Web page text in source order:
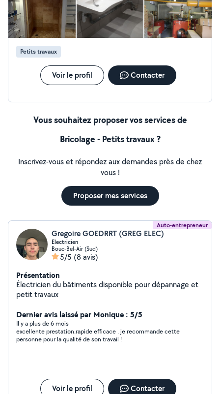
Petits travaux
Voir le profil Contacter
Vous souhaitez proposer vos services de
Bricolage - Petits travaux ?
Inscrivez-vous et répondez aux demandes près de chez
vous !
Proposer mes services
Auto-entrepreneur
Gregoire GOEDRRT (GREG ELEC)
Electricien
Bouc-Bel-Air (Sud)
5/5 (8 avis)
Présentation
Électricien du bâtiments disponible pour dépannage et
petit travaux
Dernier avis laissé par Monique : 5/5
Il y a plus de 6 mois
excellente prestation.rapide efficace . je recommande cette
personne pour la qualité de son travail !
Voir le profil Contacter